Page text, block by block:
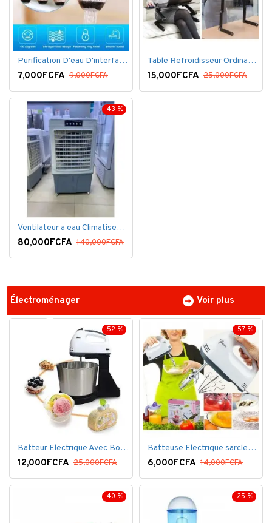
Purification D'eau D'interface De Filtre De Robinet
7,000FCFA 9,000FCFA
Table Refroidisseur Ordinateur Portable
15,000FCFA 25,000FCFA
-43 %
Ventilateur a eau Climatiseur Mobile Grand Model.
80,000FCFA 140,000FCFA
Électroménager Voir plus
-52 %
Batteur Electrique Avec Bol en inox
12,000FCFA 25,000FCFA
-57 %
Batteuse Electrique sarclette à main– 7 vitesses
6,000FCFA 14,000FCFA
-40 % -25 %